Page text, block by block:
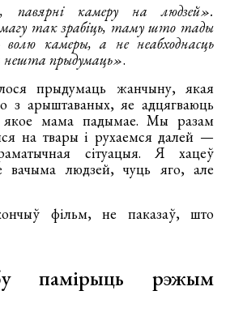
павярні камеру на людзей».
так зрабіць, таму што тады
камеры, а не неабходнасць
нешта прыдумаць».
прыдумаць жанчыну, якая
з арыштаваных, яе адцягваюць
якое мама падымае. Мы разам
на твары і рухаемся далей —
сітуацыя. Я хацеў
вачыма людзей, чуць яго, але
фільм, не паказаў, што
памірыць рэжым